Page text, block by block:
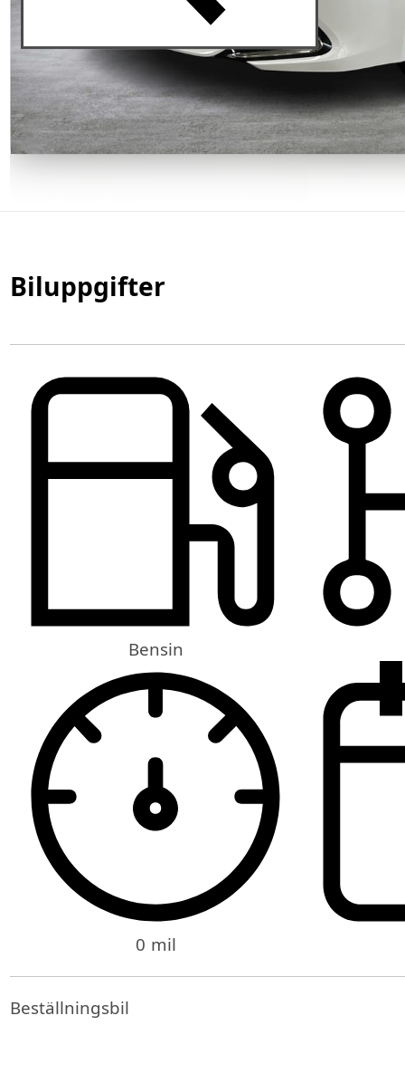
Biluppgifter
Bensin
0 mil
Beställningsbil